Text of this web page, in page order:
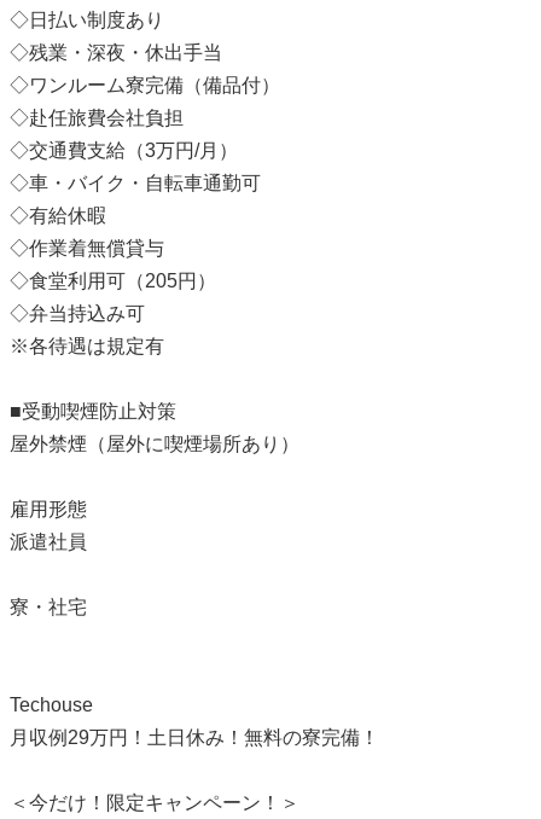
◇日払い制度あり
◇残業・深夜・休出手当
◇ワンルーム寮完備（備品付）
◇赴任旅費会社負担
◇交通費支給（3万円/月）
◇車・バイク・自転車通勤可
◇有給休暇
◇作業着無償貸与
◇食堂利用可（205円）
◇弁当持込み可
※各待遇は規定有
■受動喫煙防止対策
屋外禁煙（屋外に喫煙場所あり）
雇用形態
派遣社員
寮・社宅
Techouse
月収例29万円！土日休み！無料の寮完備！
＜今だけ！限定キャンペーン！＞